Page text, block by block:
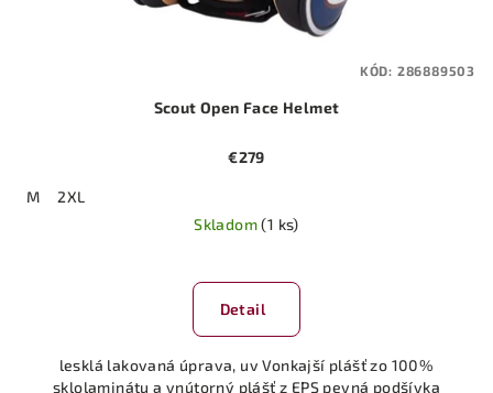
Scout Open Face Helmet
€279
M
2XL
Skladom(1 ks)
Detail
lesklá lakovaná úprava, uv Vonkajší plášť zo 100%
sklolaminátu a vnútorný plášť z EPS pevná podšívka
KÓD: 286889503